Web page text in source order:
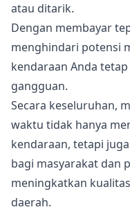
atau ditarik.
Dengan membayar
menghindari potensi
kendaraan Anda
gangguan.
Secara keseluruhan,
waktu tidak hanya
kendaraan, tetapi
bagi masyarakat dan
meningkatkan
daerah.